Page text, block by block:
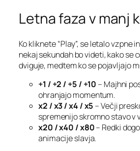
Letna faza v manj
Ko kliknete “Play”, se letalo vzpne
nekaj sekundah bo videti, kako se
dviguje, medtem ko se pojavljajo
+1 / +2 / +5 / +10 – Majhni
ohranjajo momentum.
x2 / x3 / x4 / x5 – Večji
spremenijo skromno stavo v
x20 / x40 / x80– Redki
animacije slavja.